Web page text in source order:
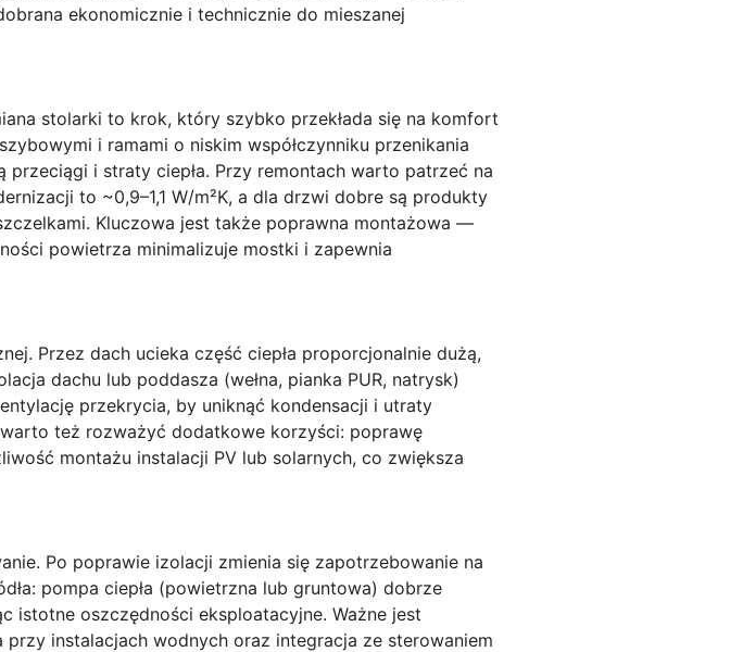
ekonomicznie i technicznie do mieszanej
stolarki to krok, który szybko przekłada się na komfort
i ramami o niskim współczynniku przenikania
i straty ciepła. Przy remontach warto patrzeć na
to ~0,9–1,1 W/m²K, a dla drzwi dobre są produkty
Kluczowa jest także poprawna montażowa —
powietrza minimalizuje mostki i zapewnia
Przez dach ucieka część ciepła proporcjonalnie dużą,
dachu lub poddasza (wełna, pianka PUR, natrysk)
przekrycia, by uniknąć kondensacji i utraty
też rozważyć dodatkowe korzyści: poprawę
montażu instalacji PV lub solarnych, co zwiększa
Po poprawie izolacji zmienia się zapotrzebowanie na
pompa ciepła (powietrzna lub gruntowa) dobrze
istotne oszczędności eksploatacyjne. Ważne jest
instalacjach wodnych oraz integracja ze sterowaniem